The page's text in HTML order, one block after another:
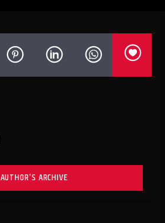
AUTHOR'S ARCHIVE